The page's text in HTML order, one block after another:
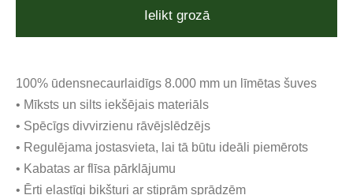
Ielikt grozā
100% ūdensnecaurlaidīgs 8.000 mm un līmētas šuves
• Mīksts un silts iekšējais materiāls
• Spēcīgs divvirzienu rāvējslēdzējs
• Regulējama jostasvieta, lai tā būtu ideāli piemērots
• Kabatas ar flīsa pārklājumu
• Ērti elastīgi bikšturi ar stiprām sprādzēm